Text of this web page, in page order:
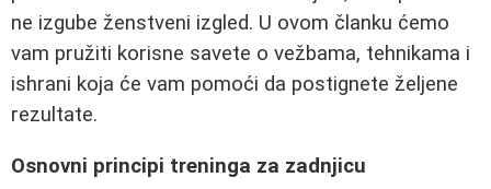
ne izgube ženstveni izgled. U ovom članku ćemo
vam pružiti korisne savete o vežbama, tehnikama i
ishrani koja će vam pomoći da postignete željene
rezultate.
Osnovni principi treninga za zadnjicu